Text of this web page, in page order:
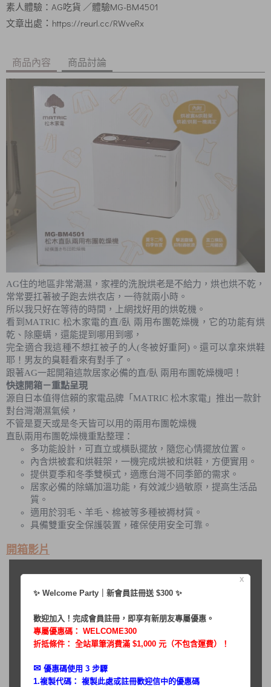
素人體驗： AG吃貨 ／體驗MG-BM4501
文章出處 ： https://reurl.cc/RWveRx
商品內容 商品討論
AG住的地區非常潮濕，家裡的洗脫烘老是不給力，烘也烘不乾，
常常要扛著被子跑去烘衣店，一待就兩小時。
所以我只好在等待的時間，上網找好用的烘乾機。
看到MATRIC 松木家電的直/臥 兩用布團乾燥機，它的功能有烘
乾、除塵螨，還能提到哪用到哪，
完全適合我這種不想扛被子的人(冬被好重阿)。還可以拿來烘鞋
耶！男友的臭鞋看來有對手了。
跟著AG一起開箱這款居家必備的直/臥 兩用布團乾燥機吧！
快速開箱－重點呈現
源自日本值得信賴的家電品牌「MATRIC 松木家電」推出一款針
對台灣潮濕氣候，
不管是夏天或是冬天皆可以用的兩用布團乾燥機
直臥兩用布團乾燥機重點整理：
多功能設計，可直立或橫臥擺放，隨您心情擺放位置。
內含烘被套和烘鞋架，一機完成烘被和烘鞋，方便實用。
提供夏季和冬季雙模式，適應台灣不同季節的需求。
居家必備的除蟎加溫功能，有效減少過敏原，提高生活品
質。
適用於羽毛、羊毛、棉被等多種被褥材質。
具備雙重安全保護裝置，確保使用安全可靠。
開箱影片
X
✨ Welcome Party｜新會員註冊送 $300 ✨
歡迎加入！完成會員註冊，即享有新朋友專屬優惠。
專屬優惠碼： WELCOME300
折抵條件： 全站單筆消費滿 $1,000 元（不包含運費）！
✉︎ 優惠碼使用 3 步驟
1.複製代碼： 複製此處或註冊歡迎信中的優惠碼